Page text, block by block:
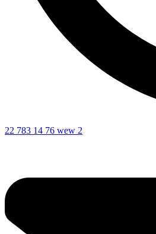
22 783 14 76 wew 2